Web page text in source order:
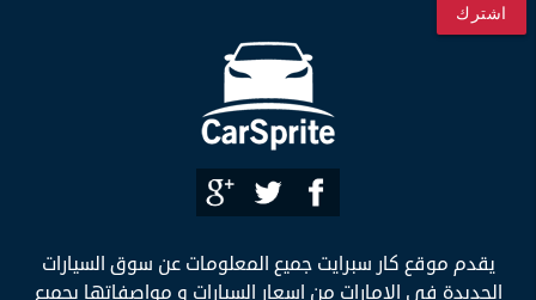
اشترك
يقدم موقع كار سبرايت جميع المعلومات عن سوق السيارات
الجديدة فى الإمارات من اسعار السيارات و مواصفاتها بجميع